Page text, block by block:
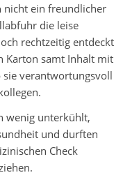
nicht ein freundlicher
die leise
rechtzeitig entdeckt
Karton samt Inhalt mit
sie verantwortungsvoll
wenig unterkühlt,
und durften
Check